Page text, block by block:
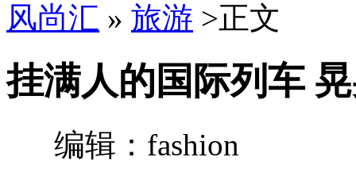
风尚汇 » 旅游 >正文
挂满人的国际列车
编辑：fashion